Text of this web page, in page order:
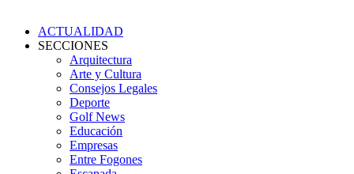
ACTUALIDAD
SECCIONES
Arquitectura
Arte y Cultura
Consejos Legales
Deporte
Golf News
Educación
Empresas
Entre Fogones